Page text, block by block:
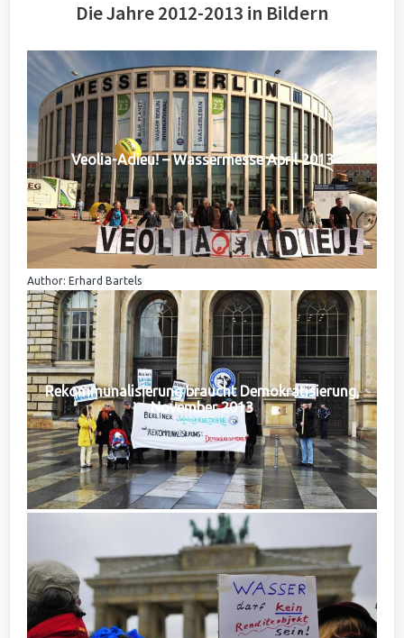
Die Jahre 2012-2013 in Bildern
Veolia-Adieu! – Wassermesse April 2013
Author: Erhard Bartels
Rekommunalisierung braucht Demokratisierung,
November 2013